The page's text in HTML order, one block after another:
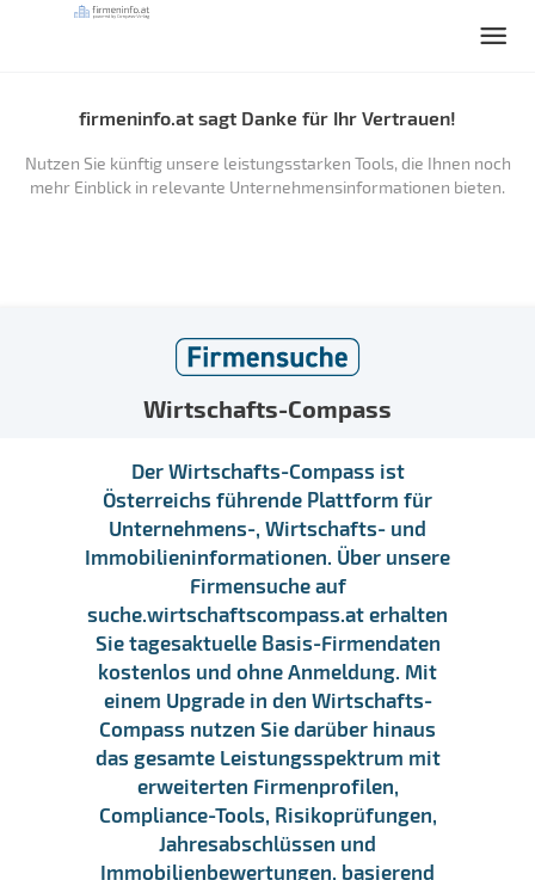
firmeninfo.at sagt Danke für Ihr Vertrauen!
Nutzen Sie künftig unsere leistungsstarken Tools, die Ihnen noch
mehr Einblick in relevante Unternehmensinformationen bieten.
Wirtschafts-Compass
Der Wirtschafts-Compass ist
Österreichs führende Plattform für
Unternehmens-, Wirtschafts- und
Immobilieninformationen. Über unsere
Firmensuche auf
suche.wirtschaftscompass.at erhalten
Sie tagesaktuelle Basis-Firmendaten
kostenlos und ohne Anmeldung. Mit
einem Upgrade in den Wirtschafts-
Compass nutzen Sie darüber hinaus
das gesamte Leistungsspektrum mit
erweiterten Firmenprofilen,
Compliance-Tools, Risikoprüfungen,
Jahresabschlüssen und
Immobilienbewertungen, basierend